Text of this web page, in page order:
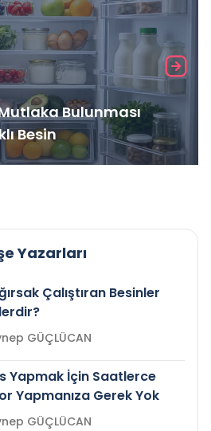
Bulunması
Besin
Yazarları
Çalıştıran Besinler
Zeynep GÜÇLÜCAN
Yapmak İçin Saatlerce
Yapmanıza Gerek Yok
Zeynep GÜÇLÜCAN